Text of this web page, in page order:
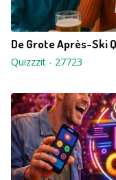
De Grote Après-Ski
Quizzzit - 27723